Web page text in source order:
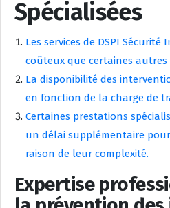
Spécialisées
Les services de DSPI
coûteux que certaines
La disponibilité des
en fonction de la charge de
Certaines prestations
un délai supplémentaire
raison de leur complexité.
Expertise